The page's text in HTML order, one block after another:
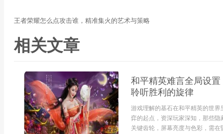
王者荣耀怎么点攻击谁，精准集火的艺术与策略
相关文章
和平精英难言全局设
聆听胜利的旋律
游戏理解的基石在和平精英的世
弈的起点，资深玩家深知，那些
关键齿轮，屏幕亮度与色彩，需